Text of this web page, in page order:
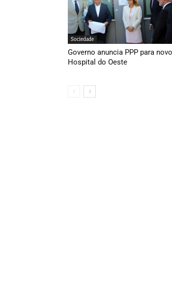
Sociedade
Governo anuncia PPP para novo
Hospital do Oeste